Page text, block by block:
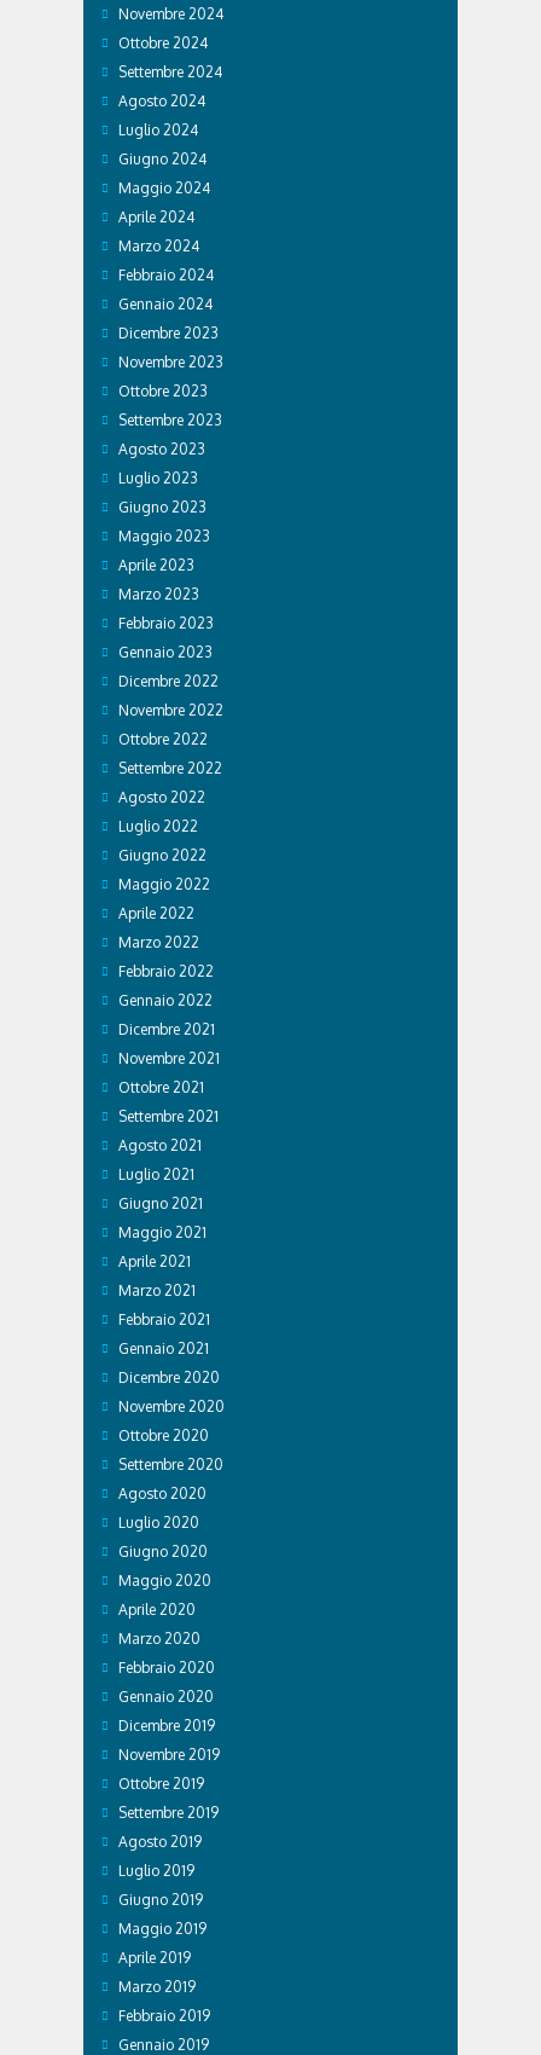
Novembre 2024
Ottobre 2024
Settembre 2024
Agosto 2024
Luglio 2024
Giugno 2024
Maggio 2024
Aprile 2024
Marzo 2024
Febbraio 2024
Gennaio 2024
Dicembre 2023
Novembre 2023
Ottobre 2023
Settembre 2023
Agosto 2023
Luglio 2023
Giugno 2023
Maggio 2023
Aprile 2023
Marzo 2023
Febbraio 2023
Gennaio 2023
Dicembre 2022
Novembre 2022
Ottobre 2022
Settembre 2022
Agosto 2022
Luglio 2022
Giugno 2022
Maggio 2022
Aprile 2022
Marzo 2022
Febbraio 2022
Gennaio 2022
Dicembre 2021
Novembre 2021
Ottobre 2021
Settembre 2021
Agosto 2021
Luglio 2021
Giugno 2021
Maggio 2021
Aprile 2021
Marzo 2021
Febbraio 2021
Gennaio 2021
Dicembre 2020
Novembre 2020
Ottobre 2020
Settembre 2020
Agosto 2020
Luglio 2020
Giugno 2020
Maggio 2020
Aprile 2020
Marzo 2020
Febbraio 2020
Gennaio 2020
Dicembre 2019
Novembre 2019
Ottobre 2019
Settembre 2019
Agosto 2019
Luglio 2019
Giugno 2019
Maggio 2019
Aprile 2019
Marzo 2019
Febbraio 2019
Gennaio 2019